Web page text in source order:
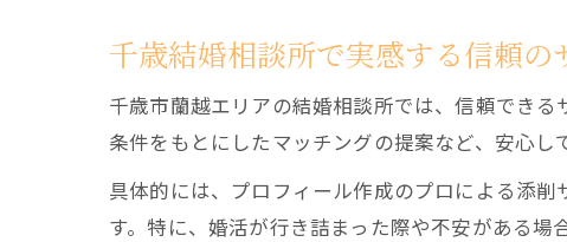
真
千歳結婚相談所で実感する信頼の
千歳市蘭越エリアの結婚相談所では、信頼でき
条件をもとにしたマッチングの提案など、安心し
具体的には、プロフィール作成のプロによる添
す。特に、婚活が行き詰まった際や不安がある